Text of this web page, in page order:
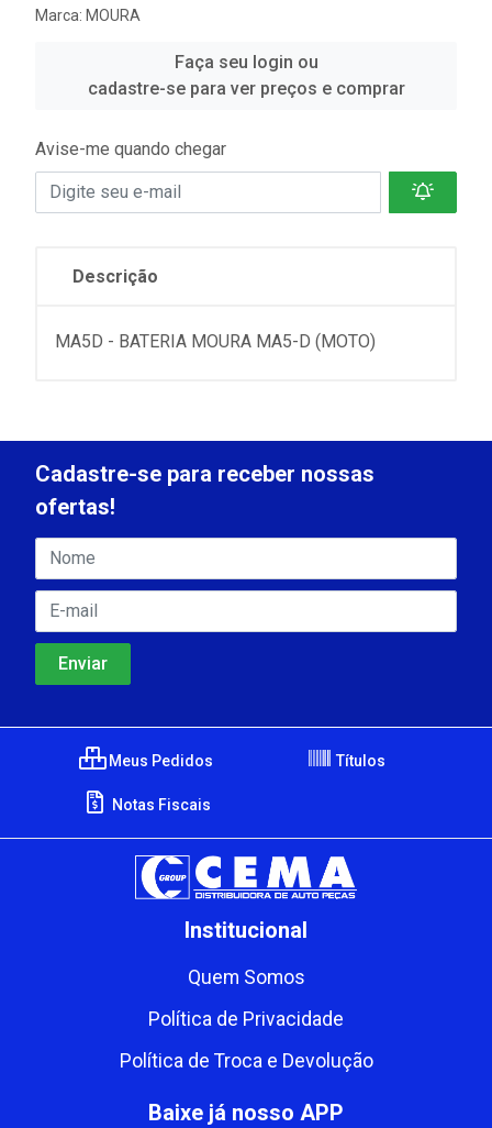
Marca: MOURA
Faça seu login ou
cadastre-se para ver preços e comprar
Avise-me quando chegar
Descrição
MA5D - BATERIA MOURA MA5-D (MOTO)
Cadastre-se para receber nossas
ofertas!
Meus Pedidos Títulos
Notas Fiscais
Institucional
Quem Somos
Política de Privacidade
Política de Troca e Devolução
Baixe já nosso APP